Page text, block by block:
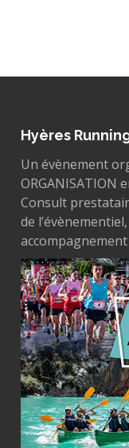
Hyères
Un évènement
ORGANISATION
Consult
de